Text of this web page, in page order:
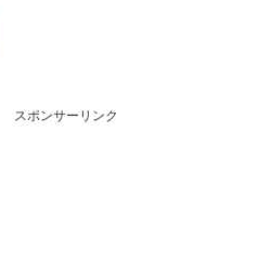
スポンサーリンク